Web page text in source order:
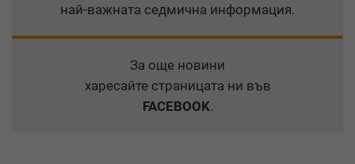
най-важната седмична информация.
За още новини
харесайте страницата ни във
FACEBOOK.